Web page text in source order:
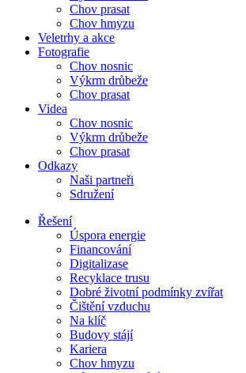
Chov prasat
Chov hmyzu
Veletrhy a akce
Fotografie
Chov nosnic
Výkrm drůbeže
Chov prasat
Videa
Chov nosnic
Výkrm drůbeže
Chov prasat
Odkazy
Naši partneři
Sdružení
Řešení
Úspora energie
Financování
Digitalizase
Recyklace trusu
Dobré životní podmínky zvířat
Čištění vzduchu
Na klíč
Budovy stájí
Kariera
Chov hmyzu